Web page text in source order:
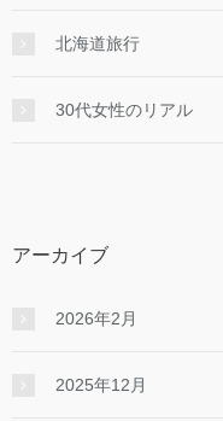
北海道旅行
30代女性のリアル
アーカイブ
2026年2月
2025年12月